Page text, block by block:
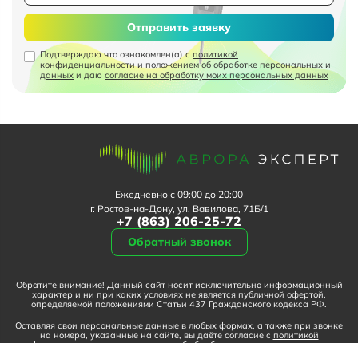
Подтверждаю что ознакомлен(а) сполитикой
конфиденциальности и положением об обработке персональных и
данных и даю согласие на обработку моих персональных данных
Отправить заявку
Ежедневно с 09:00 до 20:00
г. Ростов-на-Дону, ул. Вавилова, 71Б/1
+7 (863) 206-25-72
Обратный звонок
Обратите внимание! Данный сайт носит исключительно информационный
характер и ни при каких условиях не является публичной офертой,
определяемой положениями Статьи 437 Гражданского кодекса РФ.
Оставляя свои персональные данные в любых формах, а также при звонке
на номера, указанные на сайте, вы даёте согласие с политикой